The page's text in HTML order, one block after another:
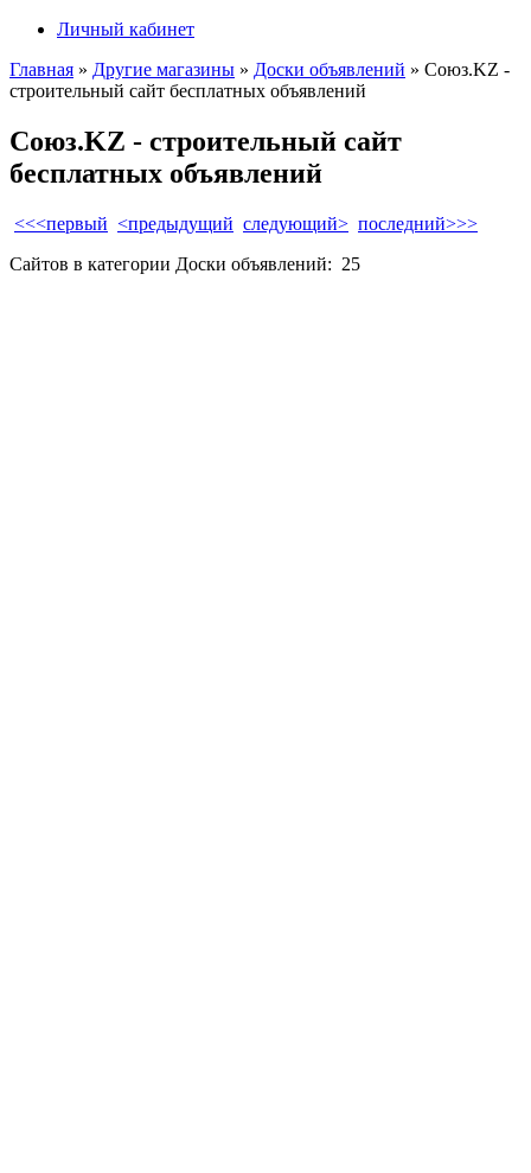
Личный кабинет
Главная » Другие магазины » Доски объявлений » Союз.KZ -
строительный сайт бесплатных объявлений
Союз.KZ - строительный сайт
бесплатных объявлений
<<<первый <предыдущий следующий> последний>>>
Сайтов в категории Доски объявлений: 25